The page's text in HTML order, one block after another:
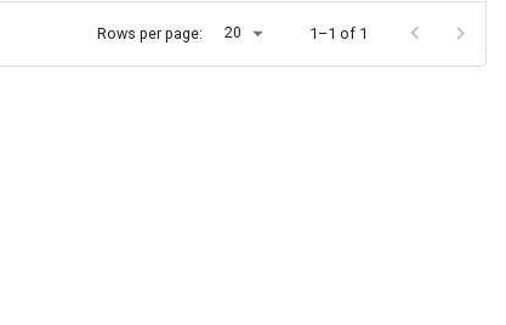
Rows per page: 20 1–1 of 1